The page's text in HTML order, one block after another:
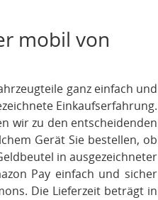
mobil von
ganz einfach und
Einkaufserfahrung.
wir zu den entscheidenden
Gerät Sie bestellen, ob
in ausgezeichneter
Pay einfach und sicher
Die Lieferzeit beträgt in